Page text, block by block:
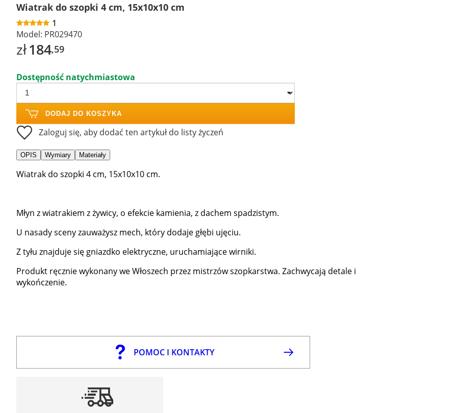
Wiatrak do szopki 4 cm, 15x10x10 cm
1
Model: PR029470
zł184,59
Dostępność natychmiastowa
DODAJ DO KOSZYKA
Zaloguj się, aby dodać ten artykuł do listy życzeń
OPIS Wymiary Materiały
Wiatrak do szopki 4 cm, 15x10x10 cm.
Młyn z wiatrakiem z żywicy, o efekcie kamienia, z dachem spadzistym.
U nasady sceny zauważysz mech, który dodaje głębi ujęciu.
Z tyłu znajduje się gniazdko elektryczne, uruchamiające wirniki.
Produkt ręcznie wykonany we Włoszech przez mistrzów szopkarstwa. Zachwycają detale i
wykończenie.
POMOC I KONTAKTY